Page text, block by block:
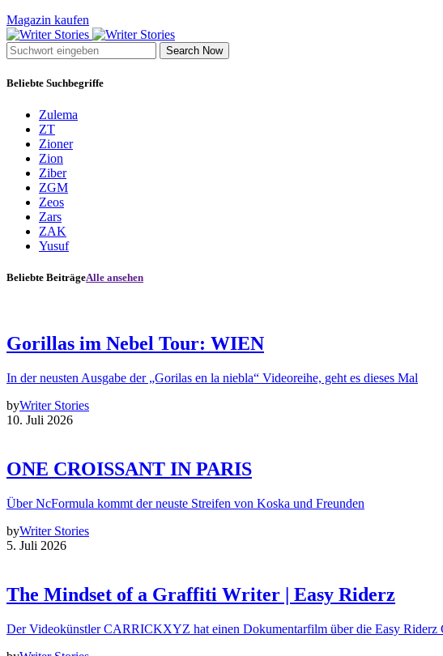
Magazin kaufen
Search Now
Beliebte Suchbegriffe
Zulema
ZT
Zioner
Zion
Ziber
ZGM
Zeos
Zars
ZAK
Yusuf
Beliebte BeiträgeAlle ansehen
Gorillas im Nebel Tour: WIEN
In der neusten Ausgabe der „Gorilas en la niebla“ Videoreihe, geht es dieses Mal
byWriter Stories
10. Juli 2026
ONE CROISSANT IN PARIS
Über NcFormula kommt der neuste Streifen von Koska und Freunden
byWriter Stories
5. Juli 2026
The Mindset of a Graffiti Writer | Easy Riderz
Der Videokünstler CARRICKXYZ hat einen Dokumentarfilm über die Easy Riderz